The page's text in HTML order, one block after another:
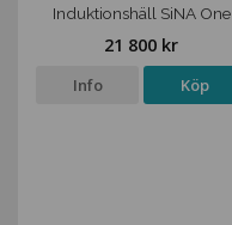
Induktionshäll SiNA One
21 800 kr
Info Köp